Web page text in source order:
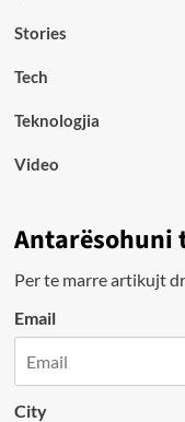
Stories
Tech
Teknologjia
Video
Antarësohuni
Per te marre artikujt
Email
City